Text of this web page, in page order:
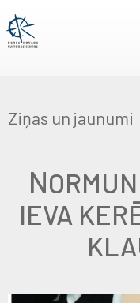
Ziņas un jaunumi
N
IEVA